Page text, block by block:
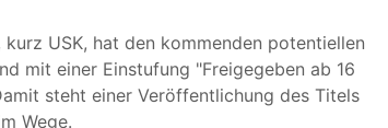
USK, hat den kommenden potentiellen
mit einer Einstufung "Freigegeben ab 16
steht einer Veröffentlichung des Titels
Wege.